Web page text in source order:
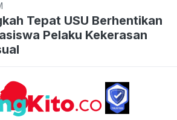
Tepat USU Berhentikan
Pelaku Kekerasan